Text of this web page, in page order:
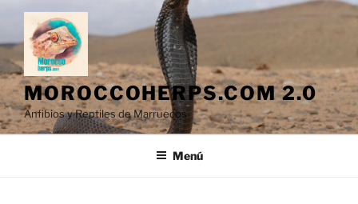
Saltar
contenido
MOROCCOHERPS.COM 2.0
Anfibios y Reptiles de Marruecos
Menú